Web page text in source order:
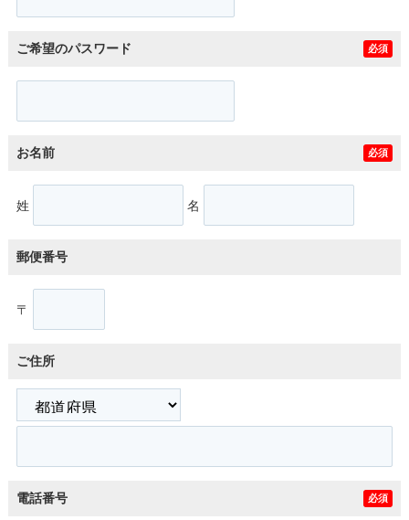
ご希望のパスワード 必須
お名前 必須
姓 名
郵便番号
〒
ご住所
電話番号 必須